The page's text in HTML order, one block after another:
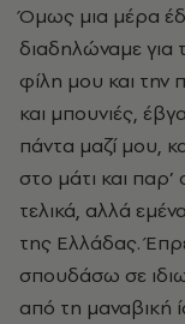
Όμως μια μέρα
διαδηλώναμε για
φίλη μου και την
και μπουνιές,
πάντα μαζί μου,
στο μάτι και
τελικά, αλλά
της Ελλάδας.
σπουδάσω σε
από τη μαναβική